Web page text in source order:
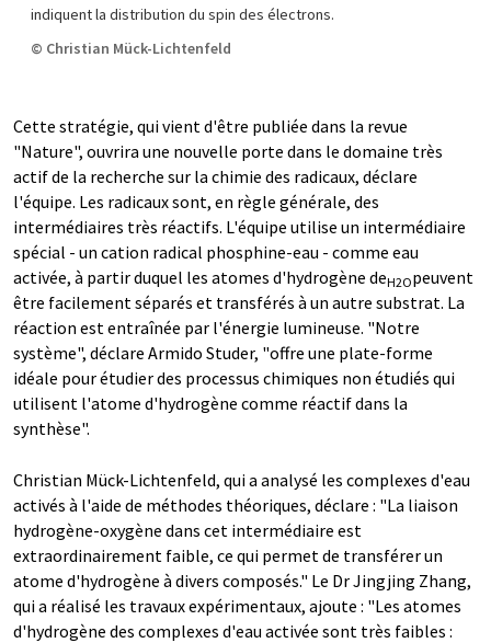
indiquent la distribution du spin des électrons.
© Christian Mück-Lichtenfeld
Cette stratégie, qui vient d'être publiée dans la revue
"Nature", ouvrira une nouvelle porte dans le domaine très
actif de la recherche sur la chimie des radicaux, déclare
l'équipe. Les radicaux sont, en règle générale, des
intermédiaires très réactifs. L'équipe utilise un intermédiaire
spécial - un cation radical phosphine-eau - comme eau
activée, à partir duquel les atomes d'hydrogène deH2Opeuvent
être facilement séparés et transférés à un autre substrat. La
réaction est entraînée par l'énergie lumineuse. "Notre
système", déclare Armido Studer, "offre une plate-forme
idéale pour étudier des processus chimiques non étudiés qui
utilisent l'atome d'hydrogène comme réactif dans la
synthèse".
Christian Mück-Lichtenfeld, qui a analysé les complexes d'eau
activés à l'aide de méthodes théoriques, déclare : "La liaison
hydrogène-oxygène dans cet intermédiaire est
extraordinairement faible, ce qui permet de transférer un
atome d'hydrogène à divers composés." Le Dr Jingjing Zhang,
qui a réalisé les travaux expérimentaux, ajoute : "Les atomes
d'hydrogène des complexes d'eau activée sont très faibles :